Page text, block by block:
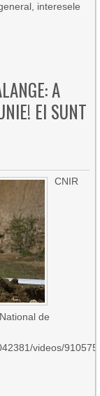
interesele
A
EI SUNT
CNIR
de
videos/